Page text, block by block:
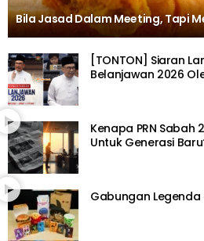
Bila Jasad Dalam Meeting, Tapi
[TONTON] Siaran
Belanjawan 2026
Kenapa PRN Sabah
Untuk Generasi
Gabungan Legenda